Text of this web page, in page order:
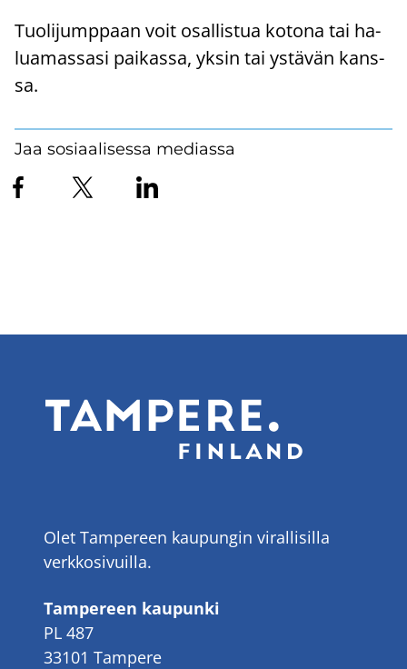
Tuo­li­jump­paan voit osal­lis­tua ko­to­na tai ha­
lua­mas­sa­si pai­kas­sa, yksin tai ys­tä­vän kans­
sa.
Jaa sosiaalisessa mediassa
Olet Tampereen kaupungin virallisilla
verkkosivuilla.
Tampereen kaupunki
PL 487
33101 Tampere